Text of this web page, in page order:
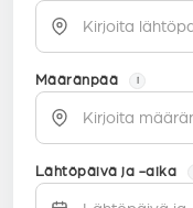
Määränpää i
Lähtöpäivä ja -aika